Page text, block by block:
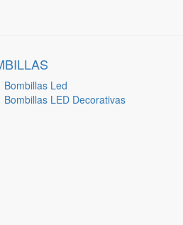
Bombillas Led
Bombillas LED Decorativas